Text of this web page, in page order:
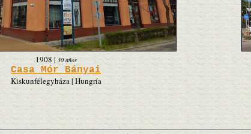
1908| 30 años
Casa Mór Bányai
Kiskunfélegyháza | Hungría